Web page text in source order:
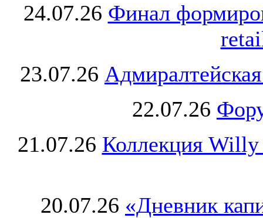
24.07.26 Финал
23.07.26
22.07.26
21.07.26 Коллекция Willy
20.07.26 «Дневник